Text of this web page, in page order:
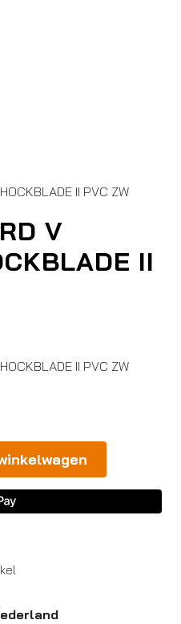
II PVC ZW
V
II
II PVC ZW